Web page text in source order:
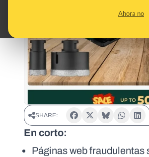
Ahora no
SHARE:
En corto:
Páginas web fraudulentas